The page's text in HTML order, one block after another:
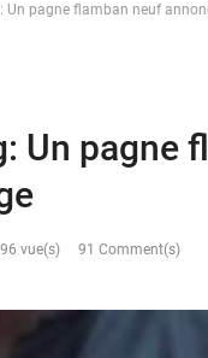
Un pagne flamban neuf
Un pagne
vue(s) 91 Comment(s)